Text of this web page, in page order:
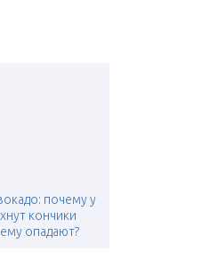
почему у
кончики
опадают?